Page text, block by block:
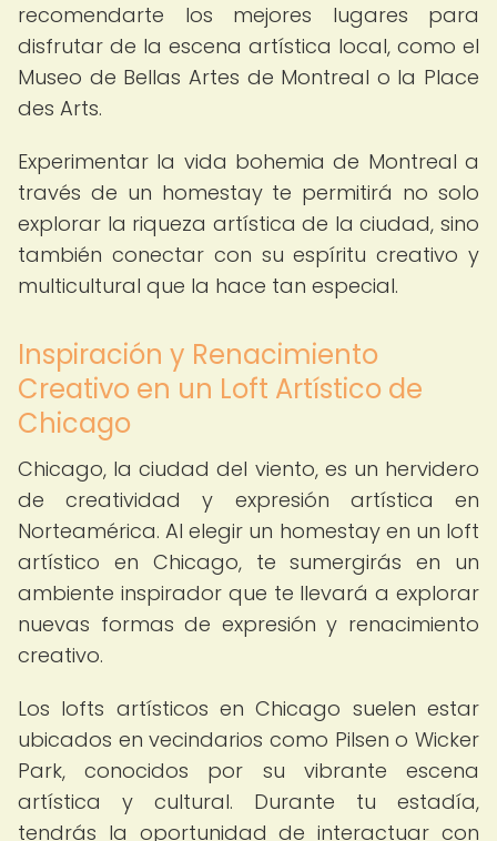
recomendarte los mejores lugares para
disfrutar de la escena artística local, como el
Museo de Bellas Artes de Montreal o la Place
des Arts.
Experimentar la vida bohemia de Montreal a
través de un homestay te permitirá no solo
explorar la riqueza artística de la ciudad, sino
también conectar con su espíritu creativo y
multicultural que la hace tan especial.
Inspiración y Renacimiento
Creativo en un Loft Artístico de
Chicago
Chicago, la ciudad del viento, es un hervidero
de creatividad y expresión artística en
Norteamérica. Al elegir un homestay en un loft
artístico en Chicago, te sumergirás en un
ambiente inspirador que te llevará a explorar
nuevas formas de expresión y renacimiento
creativo.
Los lofts artísticos en Chicago suelen estar
ubicados en vecindarios como Pilsen o Wicker
Park, conocidos por su vibrante escena
artística y cultural. Durante tu estadía,
tendrás la oportunidad de interactuar con